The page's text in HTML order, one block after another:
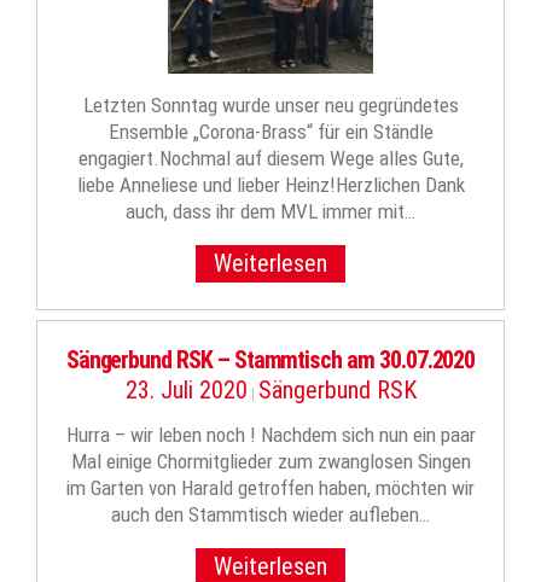
Letzten Sonntag wurde unser neu gegründetes
Ensemble „Corona-Brass“ für ein Ständle
engagiert.Nochmal auf diesem Wege alles Gute,
liebe Anneliese und lieber Heinz!Herzlichen Dank
auch, dass ihr dem MVL immer mit…
Weiterlesen
Sängerbund RSK – Stammtisch am 30.07.2020
23. Juli 2020 | Sängerbund RSK
Hurra – wir leben noch ! Nachdem sich nun ein paar
Mal einige Chormitglieder zum zwanglosen Singen
im Garten von Harald getroffen haben, möchten wir
auch den Stammtisch wieder aufleben…
Weiterlesen